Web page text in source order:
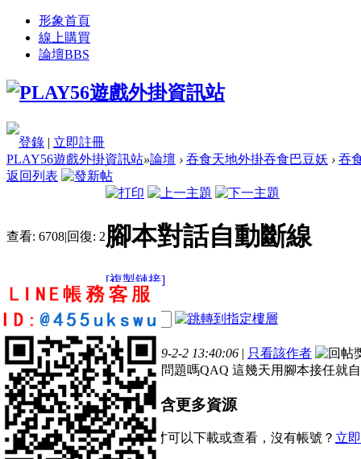
形象首頁
線上購買
論壇BBS
登錄 | 立即註冊
PLAY56遊戲外掛資訊站»論壇 › 吞食天地外掛吞食巴豆妖 › 吞
返回列表
查看: 6708|回復: 2腳本對話自動斷線
[複製鏈接]
sxd64893459
1
主題
2
帖子
31
積分
新手上路
積分
電梯直達
樓主
發表於 2019-2-2 13:40:06 | 只看該作者
有人知道什麼問題嗎QAQ 這幾天用腳本接任就
本帖子中包含更多資源
您需要登錄 才可以下載或查看，沒有帳號？ 立